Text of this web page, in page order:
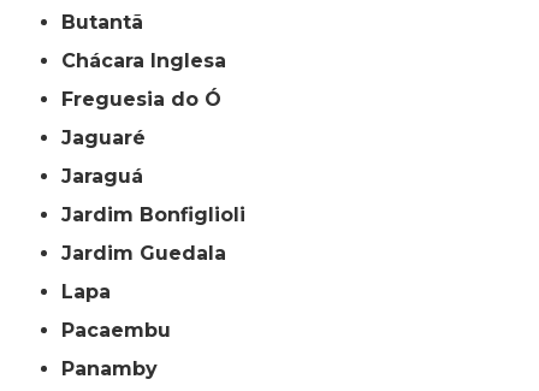
Butantã
Chácara Inglesa
Freguesia do Ó
Jaguaré
Jaraguá
Jardim Bonfiglioli
Jardim Guedala
Lapa
Pacaembu
Panamby